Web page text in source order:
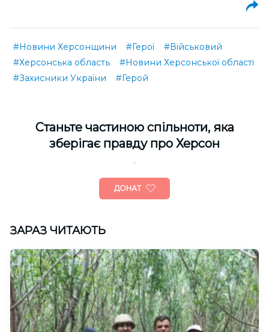
#Новини Херсонщини #Герої
#Військовий
#Херсонська область
#Новини Херсонської області
#Захисники України
#Герой
Cтаньте частиною спільноти, яка
зберігає правду про Херсон
ДОНАТ
ЗАРАЗ ЧИТАЮТЬ